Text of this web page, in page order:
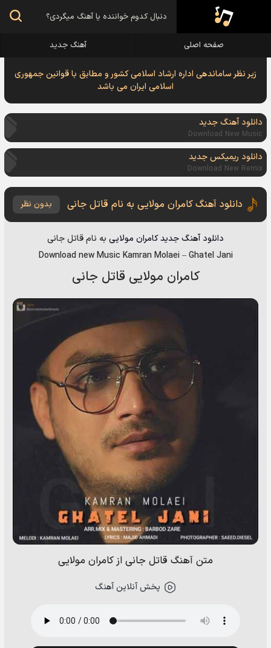
صفحه اصلی آهنگ جدید
زیر نظر ساماندهی اداره ارشاد اسلامی کشور و مطابق با قوانین جمهوری
اسلامی ایران می باشد
دانلود آهنگ جدید
Download New Music
دانلود ریمیکس جدید
Download New Remix
دانلود آهنگ کامران مولایی به نام قاتل جانی بدون نظر
دانلود آهنگ جدیدکامران مولایی به نامقاتل جانی
Download new Music Kamran Molaei–Ghatel Jani
کامران مولایی قاتل جانی
متن آهنگ قاتل جانی از کامران مولایی
پخش آنلاین آهنگ